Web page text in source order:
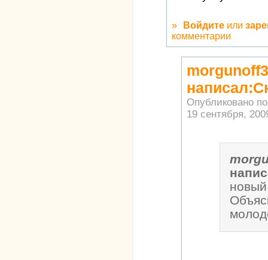
» Войдите или
комментарии
Опубликовано
19 сентября,